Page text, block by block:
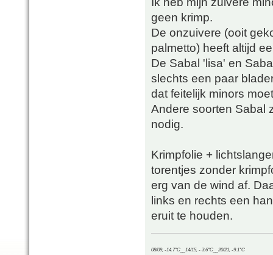
geen krimp.
De onzuivere (ooit
palmetto) heeft altijd
De Sabal 'lisa' en
slechts een paar
dat feitelijk minors
Andere soorten Sabal
nodig.
Krimpfolie +
torentjes zonder
erg van de wind af.
links en rechts een
eruit te houden.
08/09, -14.7°C__14/15, - 3.6°C__20/21, -9.1°C